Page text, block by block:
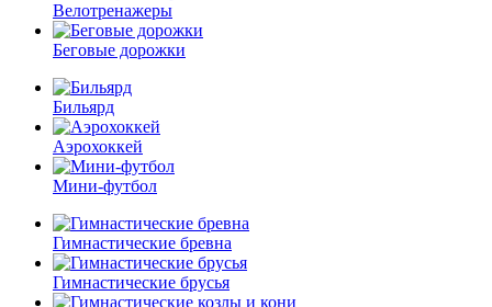
Велотренажеры
Беговые дорожки
Бильярд
Аэрохоккей
Мини-футбол
Гимнастические бревна
Гимнастические брусья